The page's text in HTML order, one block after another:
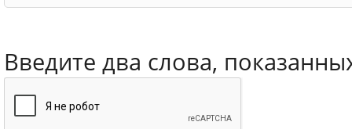
Введите два слова,